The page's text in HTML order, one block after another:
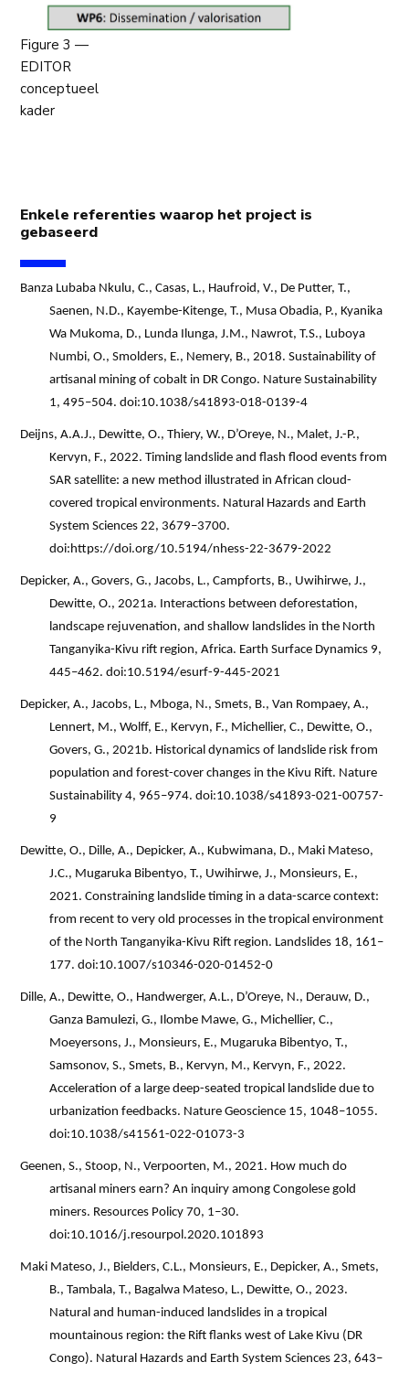
Figure 3 —
EDITOR
conceptueel
kader
Enkele referenties waarop het project is
gebaseerd
Banza Lubaba Nkulu, C., Casas, L., Haufroid, V., De Putter, T.,
Saenen, N.D., Kayembe-Kitenge, T., Musa Obadia, P., Kyanika
Wa Mukoma, D., Lunda Ilunga, J.M., Nawrot, T.S., Luboya
Numbi, O., Smolders, E., Nemery, B., 2018. Sustainability of
artisanal mining of cobalt in DR Congo. Nature Sustainability
1, 495–504. doi:10.1038/s41893-018-0139-4
Deijns, A.A.J., Dewitte, O., Thiery, W., D’Oreye, N., Malet, J.-P.,
Kervyn, F., 2022. Timing landslide and flash flood events from
SAR satellite: a new method illustrated in African cloud-
covered tropical environments. Natural Hazards and Earth
System Sciences 22, 3679–3700.
doi:https://doi.org/10.5194/nhess-22-3679-2022
Depicker, A., Govers, G., Jacobs, L., Campforts, B., Uwihirwe, J.,
Dewitte, O., 2021a. Interactions between deforestation,
landscape rejuvenation, and shallow landslides in the North
Tanganyika-Kivu rift region, Africa. Earth Surface Dynamics 9,
445–462. doi:10.5194/esurf-9-445-2021
Depicker, A., Jacobs, L., Mboga, N., Smets, B., Van Rompaey, A.,
Lennert, M., Wolff, E., Kervyn, F., Michellier, C., Dewitte, O.,
Govers, G., 2021b. Historical dynamics of landslide risk from
population and forest-cover changes in the Kivu Rift. Nature
Sustainability 4, 965–974. doi:10.1038/s41893-021-00757-
9
Dewitte, O., Dille, A., Depicker, A., Kubwimana, D., Maki Mateso,
J.C., Mugaruka Bibentyo, T., Uwihirwe, J., Monsieurs, E.,
2021. Constraining landslide timing in a data-scarce context:
from recent to very old processes in the tropical environment
of the North Tanganyika-Kivu Rift region. Landslides 18, 161–
177. doi:10.1007/s10346-020-01452-0
Dille, A., Dewitte, O., Handwerger, A.L., D’Oreye, N., Derauw, D.,
Ganza Bamulezi, G., Ilombe Mawe, G., Michellier, C.,
Moeyersons, J., Monsieurs, E., Mugaruka Bibentyo, T.,
Samsonov, S., Smets, B., Kervyn, M., Kervyn, F., 2022.
Acceleration of a large deep-seated tropical landslide due to
urbanization feedbacks. Nature Geoscience 15, 1048–1055.
doi:10.1038/s41561-022-01073-3
Geenen, S., Stoop, N., Verpoorten, M., 2021. How much do
artisanal miners earn? An inquiry among Congolese gold
miners. Resources Policy 70, 1–30.
doi:10.1016/j.resourpol.2020.101893
Maki Mateso, J., Bielders, C.L., Monsieurs, E., Depicker, A., Smets,
B., Tambala, T., Bagalwa Mateso, L., Dewitte, O., 2023.
Natural and human-induced landslides in a tropical
mountainous region: the Rift flanks west of Lake Kivu (DR
Congo). Natural Hazards and Earth System Sciences 23, 643–